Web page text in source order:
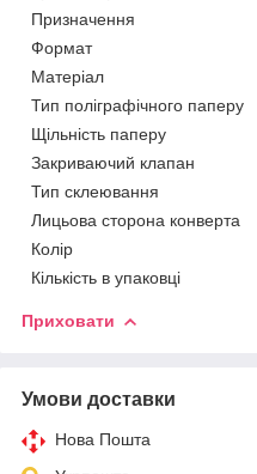
Призначення
Формат
Матеріал
Тип поліграфічного паперу
Щільність паперу
Закриваючий клапан
Тип склеювання
Лицьова сторона конверта
Колір
Кількість в упаковці
Приховати
Умови доставки
Нова Пошта